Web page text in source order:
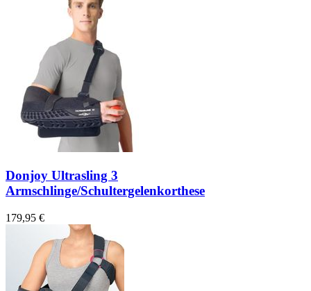
Donjoy Ultrasling 3
Armschlinge/Schultergelenkorthese
179,95 €